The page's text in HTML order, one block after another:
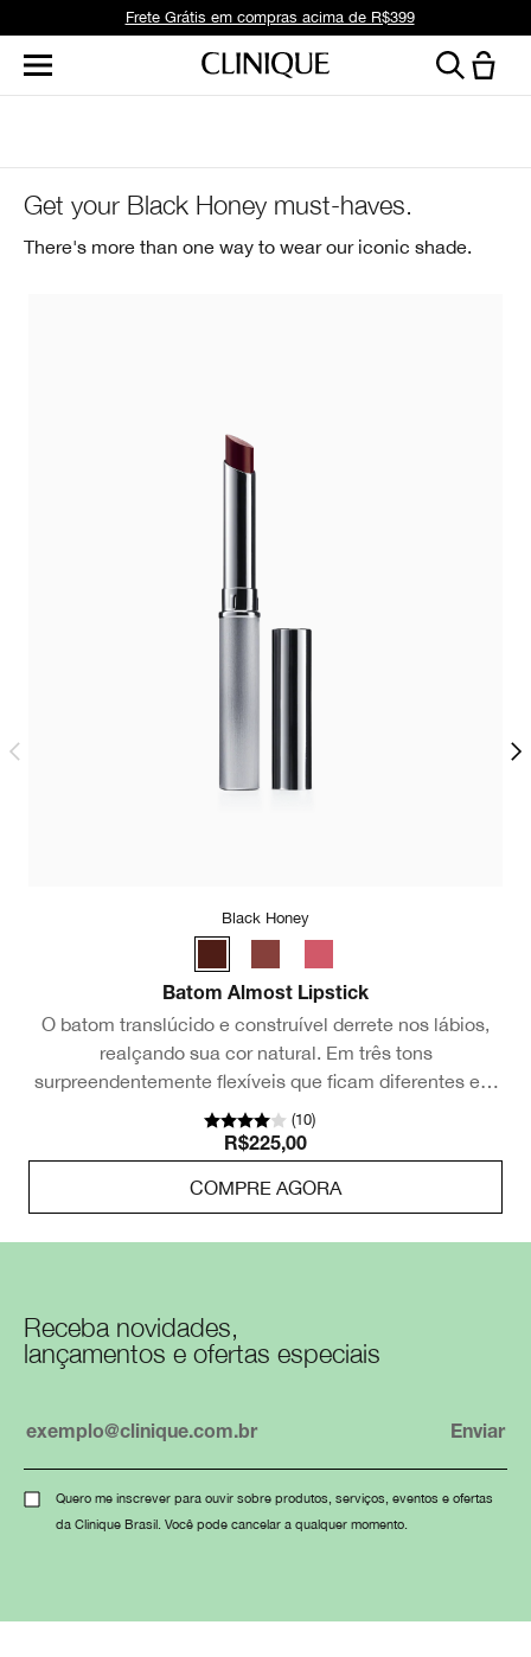
Frete Grátis em compras acima de R$399
Get your Black Honey must-haves.
There's more than one way to wear our iconic shade.
Black Honey
Batom Almost Lipstick
O batom translúcido e construível derrete nos lábios,
realçando sua cor natural. Em três tons
surpreendentemente flexíveis que ficam diferentes em
cada pessoa. Testado contra alergias. 100% sem
fragrância.
(10)
R$225,00
COMPRE AGORA
Receba novidades,
lançamentos e ofertas especiais
Quero me inscrever para ouvir sobre produtos, serviços, eventos e ofertas
da Clinique Brasil. Você pode cancelar a qualquer momento.